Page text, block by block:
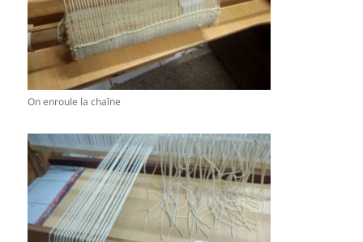
On enroule la chaîne